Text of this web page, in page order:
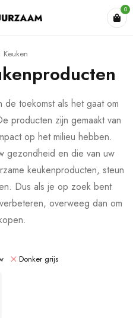
0
Keuken
de toekomst als het gaat om
producten zijn gemaakt van
op het milieu hebben.
gezondheid en die van uw
keukenproducten, steun
Dus als je op zoek bent
overweeg dan om
Donker grijs